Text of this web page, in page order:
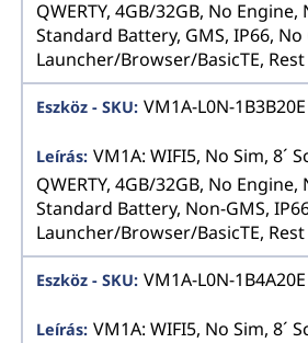
QWERTY, 4GB/32GB, No Engine,
Standard Battery, GMS, IP66, No
Launcher/Browser/BasicTE,
VM1A-L0N-1B3B20E
VM1A: WIFI5, No Sim, 8´
QWERTY, 4GB/32GB, No Engine,
Standard Battery, Non-GMS,
Launcher/Browser/BasicTE,
VM1A-L0N-1B4A20E
VM1A: WIFI5, No Sim, 8´